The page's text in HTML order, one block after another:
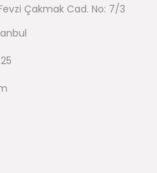
Çakmak Cad. No: 7/3